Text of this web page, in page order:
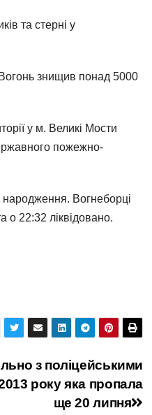
та стерні у
Вогонь знищив понад 5000
у м. Великі Мости
пожежно-
народження. Вогнеборці
о 22:32 ліквідовано.
з поліцейськими
року яка пропала
ще 20 липня